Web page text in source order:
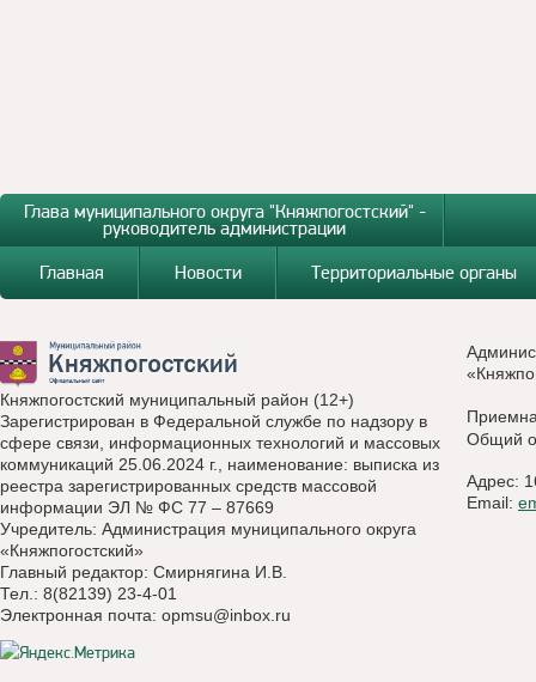
Глава муниципального округа "Княжпогостский" -
руководитель администрации
Главная
Новости Территориальные органы
Княжпогостский муниципальный район (12+)
Зарегистрирован в Федеральной службе по надзору в
сфере связи, информационных технологий и массовых
коммуникаций 25.06.2024 г., наименование: выписка из
реестра зарегистрированных средств массовой
информации ЭЛ № ФС 77 – 87669
Учредитель: Администрация муниципального округа
«Княжпогостский»
Главный редактор: Смирнягина И.В.
Тел.: 8(82139) 23-4-01
Электронная почта: opmsu@inbox.ru
Общий
Адрес:
Email: